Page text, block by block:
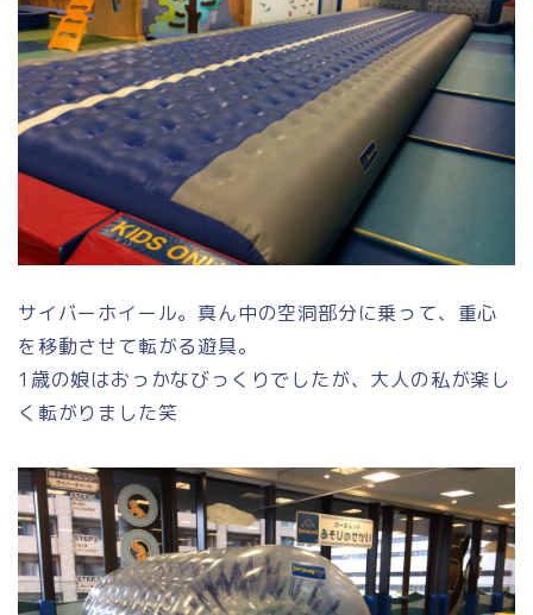
サイバーホイール。真ん中の空洞部分に乗って、重心
を移動させて転がる遊具。
1歳の娘はおっかなびっくりでしたが、大人の私が楽し
く転がりました笑